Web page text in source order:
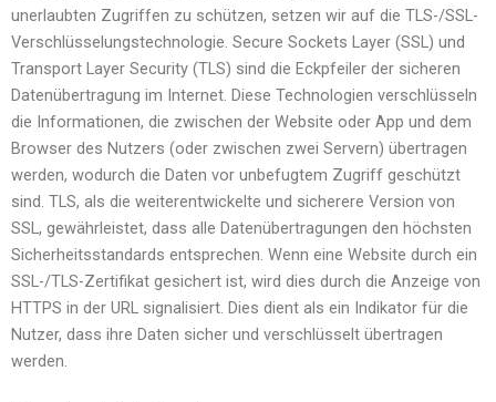
unerlaubten Zugriffen zu schützen, setzen wir auf die TLS-/SSL-
Verschlüsselungstechnologie. Secure Sockets Layer (SSL) und
Transport Layer Security (TLS) sind die Eckpfeiler der sicheren
Datenübertragung im Internet. Diese Technologien verschlüsseln
die Informationen, die zwischen der Website oder App und dem
Browser des Nutzers (oder zwischen zwei Servern) übertragen
werden, wodurch die Daten vor unbefugtem Zugriff geschützt
sind. TLS, als die weiterentwickelte und sicherere Version von
SSL, gewährleistet, dass alle Datenübertragungen den höchsten
Sicherheitsstandards entsprechen. Wenn eine Website durch ein
SSL-/TLS-Zertifikat gesichert ist, wird dies durch die Anzeige von
HTTPS in der URL signalisiert. Dies dient als ein Indikator für die
Nutzer, dass ihre Daten sicher und verschlüsselt übertragen
werden.